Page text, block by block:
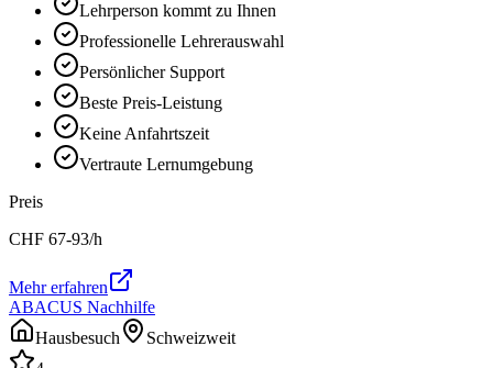
Lehrperson kommt zu Ihnen
Professionelle Lehrerauswahl
Persönlicher Support
Beste Preis-Leistung
Keine Anfahrtszeit
Vertraute Lernumgebung
Preis
CHF 67-93/h
Mehr erfahren
ABACUS Nachhilfe
Hausbesuch
Schweizweit